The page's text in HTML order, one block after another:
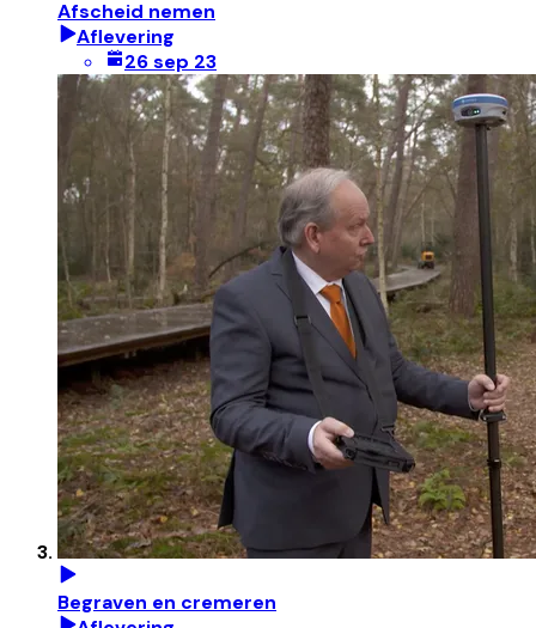
Afscheid nemen
Aflevering
26 sep 23
Begraven en cremeren